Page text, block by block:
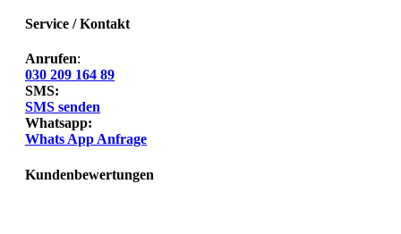
Service / Kontakt
Anrufen:
030 209 164 89
SMS:
SMS senden
Whatsapp:
Whats App Anfrage
Kundenbewertungen